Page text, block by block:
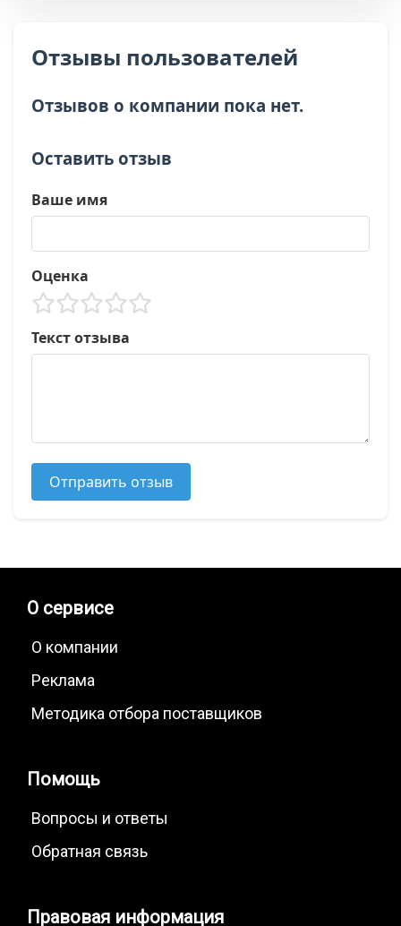
Отзывы пользователей
Отзывов о компании пока нет.
Оставить отзыв
Ваше имя
Оценка
Текст отзыва
Отправить отзыв
О сервисе
О компании
Реклама
Методика отбора поставщиков
Помощь
Вопросы и ответы
Обратная связь
Правовая информация